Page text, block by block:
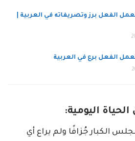
الفعل برز وتصريفاته في العربية |
الفعل برع في العربية
اليومية:
الكبار جُزافًا ولم يراع أي